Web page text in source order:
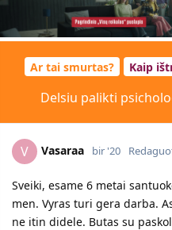
Ar tai smurtas? Kaip
Delsiu palikti
V Vasaraa bir '20
Sveiki, esame 6 metai
men. Vyras turi gera darba.
ne itin didele. Butas su